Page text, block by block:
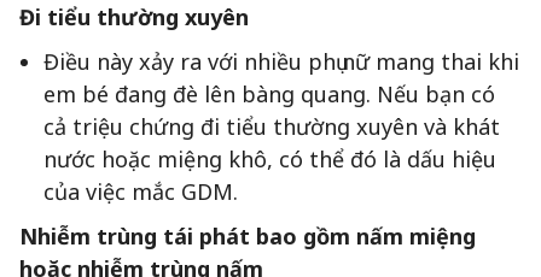
Đi tiểu thường xuyên
Điều này xảy ra với nhiều phụ nữ mang thai khi
em bé đang đè lên bàng quang. Nếu bạn có
cả triệu chứng đi tiểu thường xuyên và khát
nước hoặc miệng khô, có thể đó là dấu hiệu
của việc mắc GDM.
Nhiễm trùng tái phát bao gồm nấm miệng
hoặc nhiễm trùng nấm